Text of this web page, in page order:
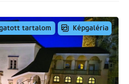
tartalom Képgaléria